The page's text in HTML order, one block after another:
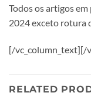
Todos os artigos
2024 exceto rotura
[/vc_column_text][/
RELATED